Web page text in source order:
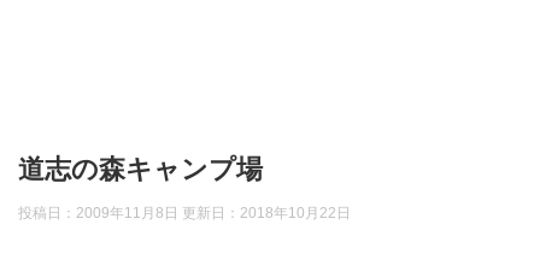
道志の森キャンプ場
投稿日：2009年11月8日 更新日： 2018年10月22日